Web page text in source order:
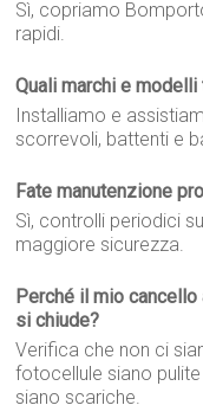
Sì, copriamo
rapidi.
Quali marchi e modelli
Installiamo e
scorrevoli, battenti e
Fate manutenzione
Sì, controlli periodici
maggiore sicurezza.
Perché il mio cancello
si chiude?
Verifica che non ci
fotocellule siano
siano scariche.